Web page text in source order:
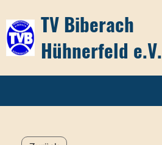
TV Biberach
Hühnerfeld e.V.